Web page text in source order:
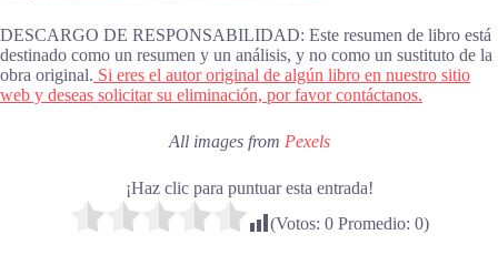
DESCARGO DE RESPONSABILIDAD: Este resumen de libro está
destinado como un resumen y un análisis, y no como un sustituto de la
obra original. Si eres el autor original de algún libro en nuestro sitio
web y deseas solicitar su eliminación, por favor contáctanos.
All images from Pexels
¡Haz clic para puntuar esta entrada!
(Votos: 0Promedio: 0)